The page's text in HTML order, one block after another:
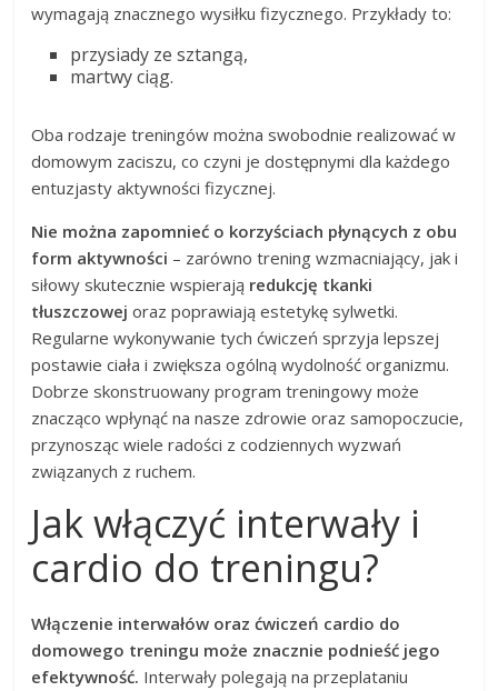
wymagają znacznego wysiłku fizycznego. Przykłady to:
przysiady ze sztangą,
martwy ciąg.
Oba rodzaje treningów można swobodnie realizować w
domowym zaciszu, co czyni je dostępnymi dla każdego
entuzjasty aktywności fizycznej.
Nie można zapomnieć o korzyściach płynących z obu
form aktywności – zarówno trening wzmacniający, jak i
siłowy skutecznie wspierają redukcję tkanki
tłuszczowej oraz poprawiają estetykę sylwetki.
Regularne wykonywanie tych ćwiczeń sprzyja lepszej
postawie ciała i zwiększa ogólną wydolność organizmu.
Dobrze skonstruowany program treningowy może
znacząco wpłynąć na nasze zdrowie oraz samopoczucie,
przynosząc wiele radości z codziennych wyzwań
związanych z ruchem.
Jak włączyć interwały i
cardio do treningu?
Włączenie interwałów oraz ćwiczeń cardio do
domowego treningu może znacznie podnieść jego
efektywność. Interwały polegają na przeplataniu